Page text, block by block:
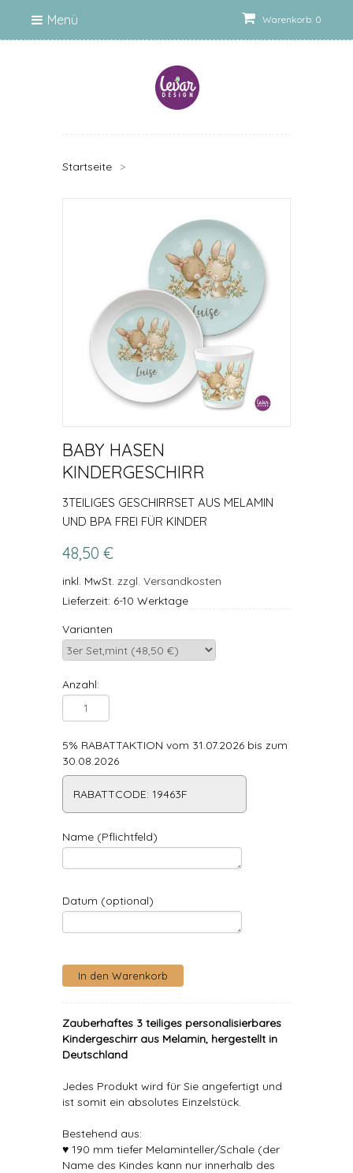
Warenkorb: 0
Menü
Startseite >
BABY HASEN
KINDERGESCHIRR
3TEILIGES GESCHIRRSET AUS MELAMIN
UND BPA FREI FÜR KINDER
48,50 €
inkl. MwSt. zzgl. Versandkosten
Lieferzeit: 6-10 Werktage
Varianten
Anzahl:
5% RABATTAKTION vom 31.07.2026 bis zum
30.08.2026
RABATTCODE: 19463F
Name (Pflichtfeld)
Datum (optional)
Zauberhaftes 3 teiliges personalisierbares
Kindergeschirr aus Melamin, hergestellt in
Deutschland
Jedes Produkt wird für Sie angefertigt und
ist somit ein absolutes Einzelstück.
Bestehend aus:
♥ 190 mm tiefer Melaminteller/Schale (der
Name des Kindes kann nur innerhalb des